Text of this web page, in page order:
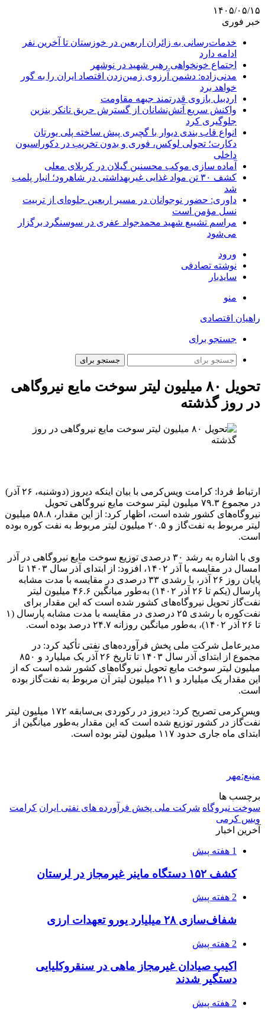
۱۴۰۵/۰۵/۱۵
خبر فوری
خدمات‌رسانی به زائران اربعین در خوزستان تا آخرین نفر
ادامه دارد
اجتماع خونخواهی رهبر شهید در نوشهر
مدنی‌زاده: دشمن آرزوی زمین‌زدن اقتصاد ایران را به گور
خواهد برد
اردبیل بازوی قدرتمند جبهه مقاومت
واکنش سریع آتش‌نشانان از گسترش حریق تانکر بنزین
جلوگیری کرد
انواع قاب بندی دیوار با گچبری پیش ساخته پلی یورتان
دکارت؛ تحولی لوکس، فوری و بدون تخریب در دکوراسیون
داخلی
آماده سازی موکب محسنین گیلان در کربلای معلی
کشف ۳۰ تن مواد غذایی غیربهداشتی در شاهرود؛ انبار پلمب
شد
داوری: حضور نوجوانان در مسیر اربعین جلوه‌ای از تربیت
نسل مؤمن است
مراسم تشییع شهید محمدجواد عفری در سوسنگرد برگزار
می‌شود
ورود
نوشته تصادفی
سایدبار
منو
راهیان اقتصادی
جستجو برای
جستجو برای
تحویل ۸۰ میلیون لیتر سوخت مایع نیروگاهی
در روز گذشته
ارتباط فردا: کرامت ویس‌کرمی با بیان اینکه دیروز (دوشنبه، ۲۶ آذر)
در مجموع ۷۹.۳ میلیون لیتر سوخت مایع نیروگاهی تحویل
نیروگاه‌های کشور شده است، اظهار کرد: از این مقدار، ۵۸.۸ میلیون
لیتر مربوط به نفت‌گاز و ۲۰.۵ میلیون لیتر مربوط به نفت کوره بوده
است.
وی با اشاره به رشد ۳۰ درصدی توزیع سوخت مایع نیروگاهی در آذر
امسال در مقایسه با آذر ۱۴۰۲، افزود: از ابتدای آذر سال ۱۴۰۳ تا
پایان روز ۲۶ آذر، با رشدی ۳۳ درصدی در مقایسه با مدت مشابه
پارسال (یکم تا ۲۶ آذر ۱۴۰۲) به‌طور میانگین ۴۶.۶ میلیون لیتر
نفت‌گاز تحویل نیروگاه‌های کشور شده است که این مقدار برای
نفت‌کوره با رشدی ۲۵ درصدی در مقایسه با مدت مشابه پارسال (۱
تا ۲۶ آذر ۱۴۰۲)، به‌طور میانگین روزانه ۲۴.۷ درصد بوده است.
مدیرعامل شرکت ملی پخش فرآورده‌های نفتی تأکید کرد: در
مجموع از ابتدای آذر سال ۱۴۰۳ تا تاریخ ۲۶ آذر یک میلیارد و ۸۵۰
میلیون لیتر سوخت مایع تحویل نیروگاه‌های کشور شده است که از
این مقدار یک میلیارد و ۲۱۱ میلیون لیتر آن مربوط به نفت‌گاز بوده
است.
ویس‌کرمی تصریح کرد: دیروز در رکوردی بی‌سابقه ۱۷۲ میلیون لیتر
نفت‌گاز در کشور توزیع شده است که این مقدار به‌طور میانگین از
ابتدای ماه جاری حدود ۱۱۷ میلیون لیتر بوده است.
منبع:مهر
برچسب ها
سوخت نیروگاه شرکت ملی پخش فرآورده های نفتی ایران کرامت
ویس کرمی
آخرین اخبار
1 هفته پیش
کشف ۱۵۲ دستگاه ماینر غیرمجاز در لرستان
2 هفته پیش
شفاف‌سازی ۲۸ میلیارد یورو تعهدات ارزی
2 هفته پیش
اکیپ صیادان غیرمجاز ماهی در سنقروکلیایی
دستگیر شدند
2 هفته پیش